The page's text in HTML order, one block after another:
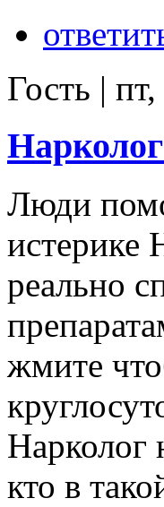
Гость |
Люди
истерике
реально
жмите
кто в